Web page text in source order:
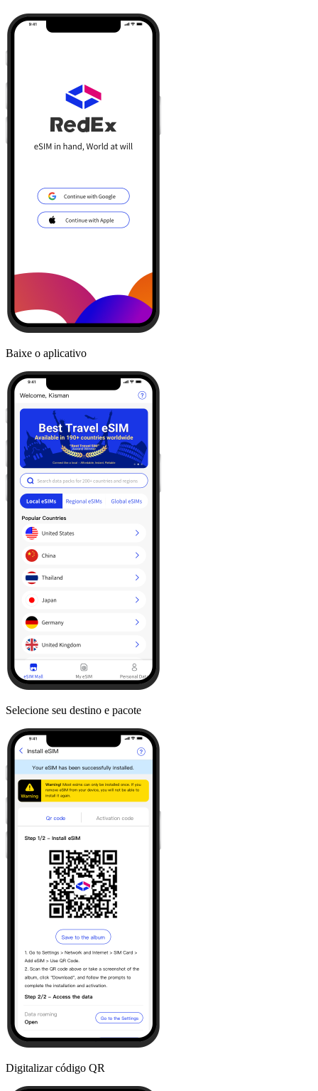
Baixe o aplicativo
Selecione seu destino e pacote
Digitalizar código QR